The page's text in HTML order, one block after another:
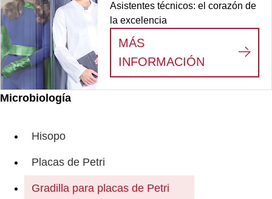
Microbiología
Hisopo
Placas de Petri
Gradilla para placas de Petri
Asistentes técnicos: el corazón de
la excelencia
MÁS
INFORMACIÓN
VEMOS